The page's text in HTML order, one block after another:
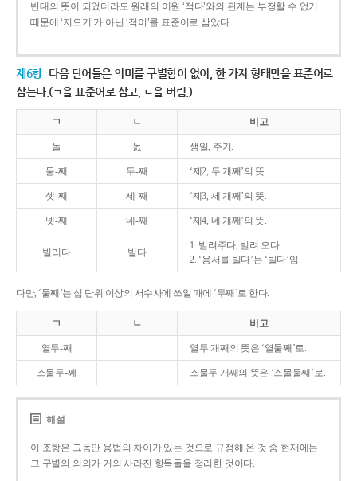
반대의 뜻이 되었더라도 원래의 어원 ‘적다’와의 관계는 부정할 수 없기
때문에 ‘저으기’가 아닌 ‘적이’를 표준어로 삼았다.
제6항 다음 단어들은 의미를 구별함이 없이, 한 가지 형태만을 표준어로
삼는다.(ㄱ을 표준어로 삼고, ㄴ을 버림.)
ㄱ ㄴ 비고
돌 돐 생일, 주기.
둘-째 두-째 ‘제2, 두 개째’의 뜻.
셋-째 세-째 ‘제3, 세 개째’의 뜻.
넷-째 네-째 ‘제4, 네 개째’의 뜻.
빌리다 빌다
1. 빌려주다, 빌려 오다.
2. ‘용서를 빌다’는 ‘빌다’임.
다만, ‘둘째’는 십 단위 이상의 서수사에 쓰일 때에 ‘두째’로 한다.
ㄱ ㄴ 비고
열두-째 열두 개째의 뜻은 ‘열둘째’로.
스물두-째 스물두 개째의 뜻은 ‘스물둘째’로.
해설
이 조항은 그동안 용법의 차이가 있는 것으로 규정해 온 것 중 현재에는
그 구별의 의의가 거의 사라진 항목들을 정리한 것이다.